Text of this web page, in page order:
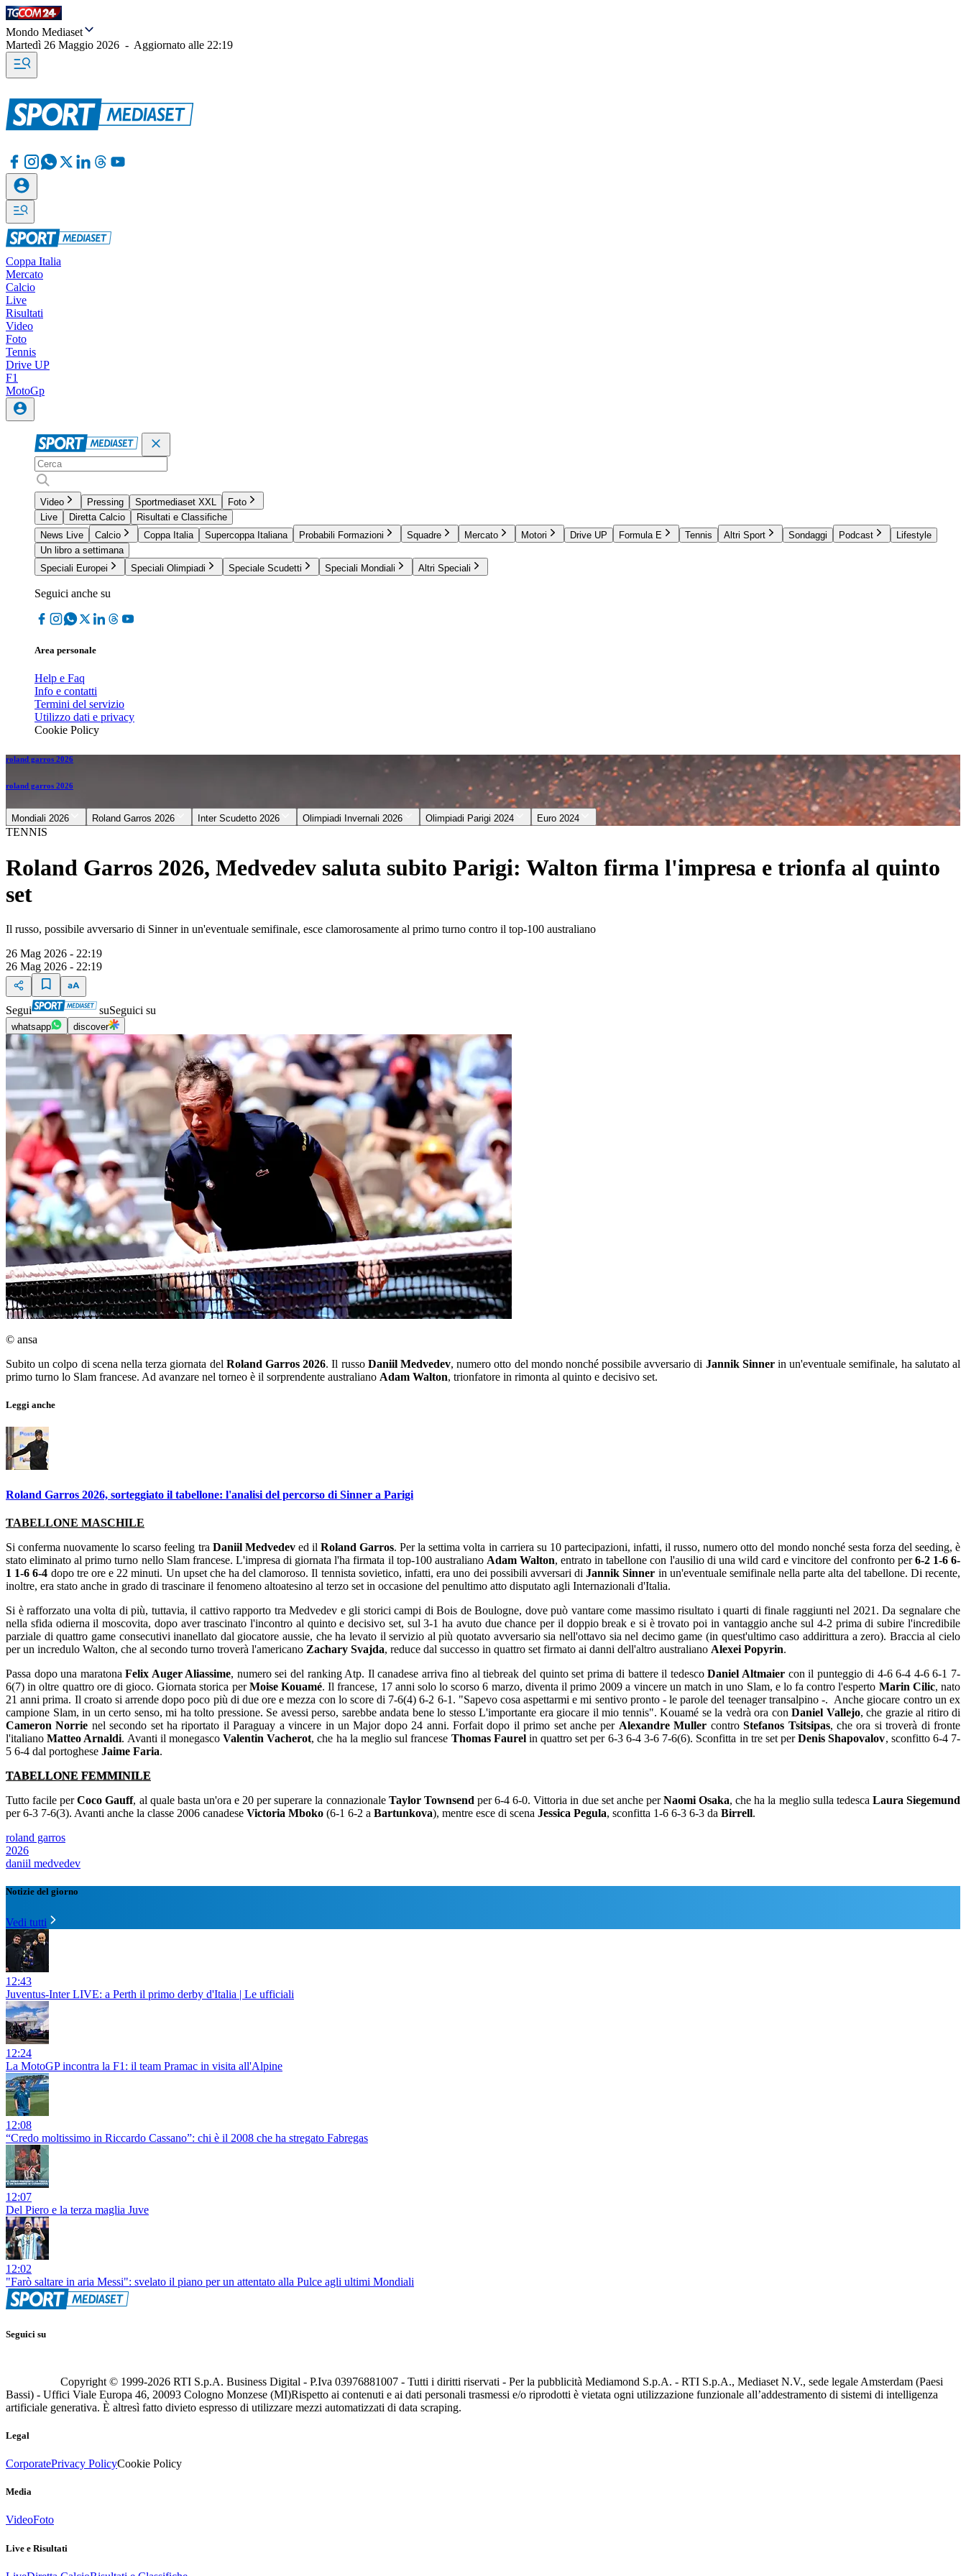
Mondo Mediaset
Martedì 26 Maggio 2026 - Aggiornato alle 22:19
Coppa Italia
Mercato
Calcio
Live
Risultati
Video
Foto
Tennis
Drive UP
F1
MotoGp
Video Pressing Sportmediaset XXL
Foto
Live
Diretta Calcio
Risultati e Classifiche
News Live
Calcio Coppa Italia Supercoppa Italiana Probabili Formazioni Squadre Mercato Motori Drive UP Formula E Tennis Altri Sport Sondaggi Podcast
Lifestyle
Un libro a settimana
Speciali Europei
Speciali Olimpiadi Speciale Scudetti Speciali Mondiali Altri Speciali
Seguici anche su
Area personale
Help e Faq
Info e contatti
Termini del servizio
Utilizzo dati e privacy
Cookie Policy
roland garros 2026
roland garros 2026
Mondiali 2026 Roland Garros 2026 Inter Scudetto 2026 Olimpiadi Invernali 2026 Olimpiadi Parigi 2024 Euro 2024
TENNIS
Roland Garros 2026, Medvedev saluta subito Parigi: Walton firma l'impresa e trionfa al quinto
set
Il russo, possibile avversario di Sinner in un'eventuale semifinale, esce clamorosamente al primo turno contro il top-100 australiano
26 Mag 2026 - 22:19
26 Mag 2026 - 22:19
Segui suSeguici su
whatsapp discover
© ansa
Subito un colpo di scena nella terza giornata del Roland Garros 2026. Il russo Daniil Medvedev, numero otto del mondo nonché possibile avversario di Jannik Sinnerin un'eventuale semifinale, ha salutato al
primo turno lo Slam francese. Ad avanzare nel torneo è il sorprendente australiano Adam Walton, trionfatore in rimonta al quinto e decisivo set.
Leggi anche
Roland Garros 2026, sorteggiato il tabellone: l'analisi del percorso di Sinner a Parigi
TABELLONE MASCHILE
Si conferma nuovamente lo scarso feeling tra Daniil Medvedev ed il Roland Garros. Per la settima volta in carriera su 10 partecipazioni, infatti, il russo, numero otto del mondo nonché sesta forza del seeding, è
stato eliminato al primo turno nello Slam francese. L'impresa di giornata l'ha firmata il top-100 australiano Adam Walton, entrato in tabellone con l'ausilio di una wild card e vincitore del confronto per6-2 1-6 6-
1 1-6 6-4 dopo tre ore e 22 minuti. Un upset che ha del clamoroso. Il tennista sovietico, infatti, era uno dei possibili avversari diJannik Sinner in un'eventuale semifinale nella parte alta del tabellone. Di recente,
inoltre, era stato anche in grado di trascinare il fenomeno altoatesino al terzo set in occasione del penultimo atto disputato agli Internazionali d'Italia.
Si è rafforzato una volta di più, tuttavia, il cattivo rapporto tra Medvedev e gli storici campi di Bois de Boulogne, dove può vantare come massimo risultato i quarti di finale raggiunti nel 2021. Da segnalare che
nella sfida odierna il moscovita, dopo aver trascinato l'incontro al quinto e decisivo set, sul 3-1 ha avuto due chance per il doppio break e si è trovato poi in vantaggio anche sul 4-2 prima di subire l'incredibile
parziale di quattro game consecutivi inanellato dal giocatore aussie, che ha levato il servizio al più quotato avversario sia nell'ottavo sia nel decimo game (in quest'ultimo caso addirittura a zero). Braccia al cielo
per un incredulo Walton, che al secondo turno troverà l'americano Zachary Svajda, reduce dal successo in quattro set firmato ai danni dell'altro australiano Alexei Popyrin.
Passa dopo una maratonaFelix Auger Aliassime, numero sei del ranking Atp. Il canadese arriva fino al tiebreak del quinto set prima di battere il tedescoDaniel Altmaier con il punteggio di 4-6 6-4 4-6 6-1 7-
6(7) in oltre quattro ore di gioco. Giornata storica perMoise Kouamé. Il francese, 17 anni solo lo scorso 6 marzo, diventa il primo 2009 a vincere un match in uno Slam, e lo fa contro l'esperto Marin Cilic, nato
21 anni prima. Il croato si arrende dopo poco più di due ore e mezza con lo score di 7-6(4) 6-2 6-1. "Sapevo cosa aspettarmi e mi sentivo pronto - le parole del teenager transalpino -. Anche giocare contro un ex
campione Slam, in un certo senso, mi ha tolto pressione. Se avessi perso, sarebbe andata bene lo stesso L'importante era giocare il mio tennis". Kouamé se la vedrà ora con Daniel Vallejo, che grazie al ritiro di
Cameron Norrie nel secondo set ha riportato il Paraguay a vincere in un Major dopo 24 anni. Forfait dopo il primo set anche per Alexandre Muller controStefanos Tsitsipas, che ora si troverà di fronte
l'italianoMatteo Arnaldi. Avanti il monegascoValentin Vacherot, che ha la meglio sul francese Thomas Faurelin quattro set per 6-3 6-4 3-6 7-6(6). Sconfitta in tre set perDenis Shapovalov, sconfitto 6-4 7-
5 6-4 dal portoghese Jaime Faria.
TABELLONE FEMMINILE
Tutto facile perCoco Gauff, al quale basta un'ora e 20 per superare la connazionale Taylor Townsend per 6-4 6-0. Vittoria in due set anche perNaomi Osaka, che ha la meglio sulla tedesca Laura Siegemund
per 6-3 7-6(3). Avanti anche la classe 2006 canadese Victoria Mboko (6-1 6-2 a Bartunkova), mentre esce di scena Jessica Pegula, sconfitta 1-6 6-3 6-3 da Birrell.
roland garros
2026
daniil medvedev
Notizie del giorno
Vedi tutti
12:43
Juventus-Inter LIVE: a Perth il primo derby d'Italia | Le ufficiali
12:24
La MotoGP incontra la F1: il team Pramac in visita all'Alpine
12:08
“Credo moltissimo in Riccardo Cassano”: chi è il 2008 che ha stregato Fabregas
12:07
Del Piero e la terza maglia Juve
12:02
"Farò saltare in aria Messi": svelato il piano per un attentato alla Pulce agli ultimi Mondiali
Seguici su
Copyright © 1999-2026 RTI S.p.A. Business Digital - P.Iva 03976881007 - Tutti i diritti riservati - Per la pubblicità Mediamond S.p.A. - RTI S.p.A., Mediaset N.V., sede legale Amsterdam (Paesi
Bassi) - Uffici Viale Europa 46, 20093 Cologno Monzese (MI)Rispetto ai contenuti e ai dati personali trasmessi e/o riprodotti è vietata ogni utilizzazione funzionale all’addestramento di sistemi di intelligenza
artificiale generativa. È altresì fatto divieto espresso di utilizzare mezzi automatizzati di data scraping.
Legal
CorporatePrivacy PolicyCookie Policy
Media
VideoFoto
Live e Risultati